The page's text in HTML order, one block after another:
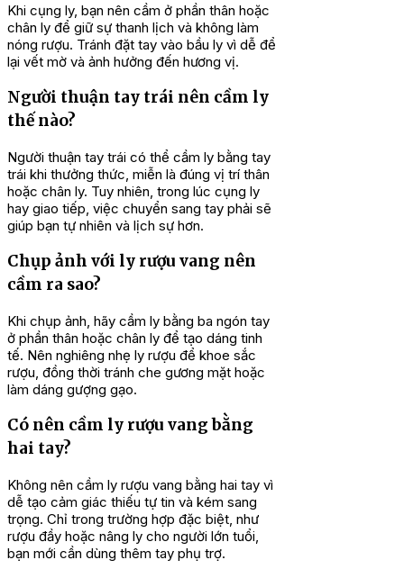
Khi cụng ly, bạn nên cầm ở phần thân hoặc
chân ly để giữ sự thanh lịch và không làm
nóng rượu. Tránh đặt tay vào bầu ly vì dễ để
lại vết mờ và ảnh hưởng đến hương vị.
Người thuận tay trái nên cầm ly
thế nào?
Người thuận tay trái có thể cầm ly bằng tay
trái khi thưởng thức, miễn là đúng vị trí thân
hoặc chân ly. Tuy nhiên, trong lúc cụng ly
hay giao tiếp, việc chuyển sang tay phải sẽ
giúp bạn tự nhiên và lịch sự hơn.
Chụp ảnh với ly rượu vang nên
cầm ra sao?
Khi chụp ảnh, hãy cầm ly bằng ba ngón tay
ở phần thân hoặc chân ly để tạo dáng tinh
tế. Nên nghiêng nhẹ ly rượu để khoe sắc
rượu, đồng thời tránh che gương mặt hoặc
làm dáng gượng gạo.
Có nên cầm ly rượu vang bằng
hai tay?
Không nên cầm ly rượu vang bằng hai tay vì
dễ tạo cảm giác thiếu tự tin và kém sang
trọng. Chỉ trong trường hợp đặc biệt, như
rượu đầy hoặc nâng ly cho người lớn tuổi,
bạn mới cần dùng thêm tay phụ trợ.